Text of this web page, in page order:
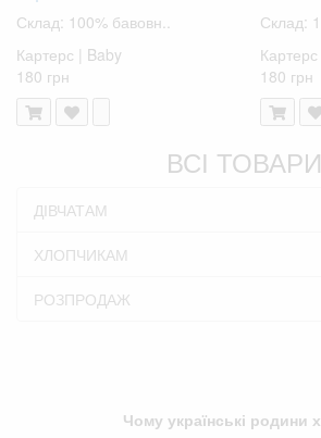
Склад: 100% бавовн..
Картерс | Baby
180 грн
Склад:
180 грн
ВСІ ТОВАРИ
ДІВЧАТАМ
ХЛОПЧИКАМ
РОЗПРОДАЖ
Чому українські родини